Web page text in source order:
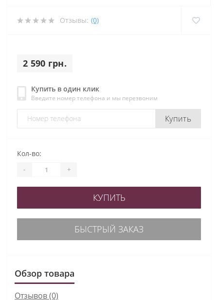
Отзывы: (0)
2 590 грн.
Купить в один клик
Введите номер телефона и мы перезвоним
Купить
Кол-во:
- +
КУПИТЬ
БЫСТРЫЙ ЗАКАЗ
Обзор товара
Отзывов (0)